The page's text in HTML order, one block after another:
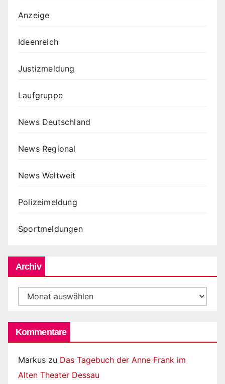
Anzeige
Ideenreich
Justizmeldung
Laufgruppe
News Deutschland
News Regional
News Weltweit
Polizeimeldung
Sportmeldungen
Archiv
Archiv
Kommentare
Markus zu Das Tagebuch der Anne Frank im
Alten Theater Dessau